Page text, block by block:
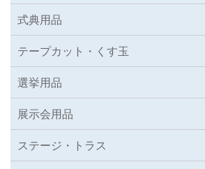
式典用品
テープカット・くす玉
選挙用品
展示会用品
ステージ・トラス